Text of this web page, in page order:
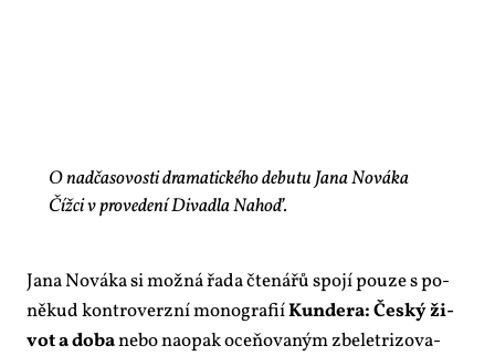
O nadčasovosti dramatického debutu Jana Nováka
Čížci v provedení Divadla Nahoď.
Ja­na No­vá­ka si mož­ná řa­da čte­ná­řů spo­jí pou­ze s po­
ně­kud kon­tro­verz­ní mo­no­gra­fiíKun­de­ra: Čes­ký ži­
vot a do­bane­bo na­o­pak oce­ňo­va­ným zbe­let­ri­zo­va­